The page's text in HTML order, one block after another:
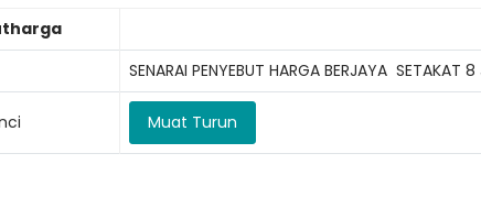
SENARAI PENYEBUT HARGA BERJAYA SETAKAT
Muat Turun